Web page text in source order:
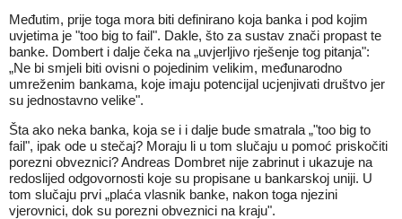
Međutim, prije toga mora biti definirano koja banka i pod kojim
uvjetima je "too big to fail". Dakle, što za sustav znači propast te
banke. Dombert i dalje čeka na „uvjerljivo rješenje tog pitanja":
„Ne bi smjeli biti ovisni o pojedinim velikim, međunarodno
umreženim bankama, koje imaju potencijal ucjenjivati društvo jer
su jednostavno velike".
Šta ako neka banka, koja se i i dalje bude smatrala „"too big to
fail", ipak ode u stečaj? Moraju li u tom slučaju u pomoć priskočiti
porezni obveznici? Andreas Dombret nije zabrinut i ukazuje na
redoslijed odgovornosti koje su propisane u bankarskoj uniji. U
tom slučaju prvi „plaća vlasnik banke, nakon toga njezini
vjerovnici, dok su porezni obveznici na kraju".